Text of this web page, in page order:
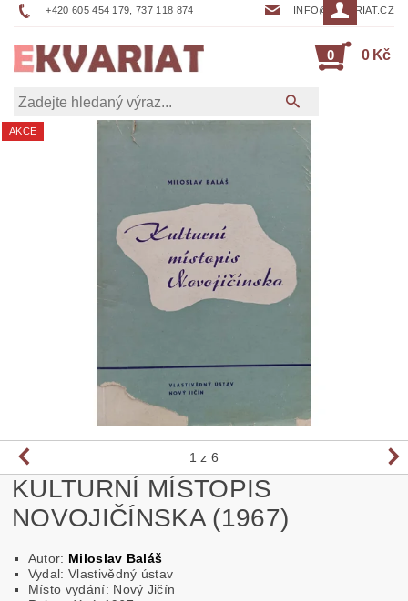
+420 605 454 179, 737 118 874 INFO@EKVARIAT.CZ
0 0 Kč
AKCE
1 z 6
KULTURNÍ MÍSTOPIS
NOVOJIČÍNSKA (1967)
Autor: Miloslav Baláš
Vydal: Vlastivědný ústav
Místo vydání: Nový Jičín